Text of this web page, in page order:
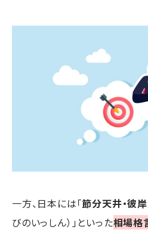
一方、日本には「節分天井・彼
びのいっしん）」といった相場格